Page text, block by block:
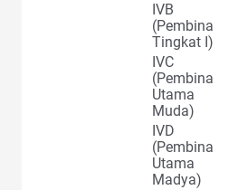
IVB
(Pembina
Tingkat I)
IVC
(Pembina
Utama
Muda)
IVD
(Pembina
Utama
Madya)